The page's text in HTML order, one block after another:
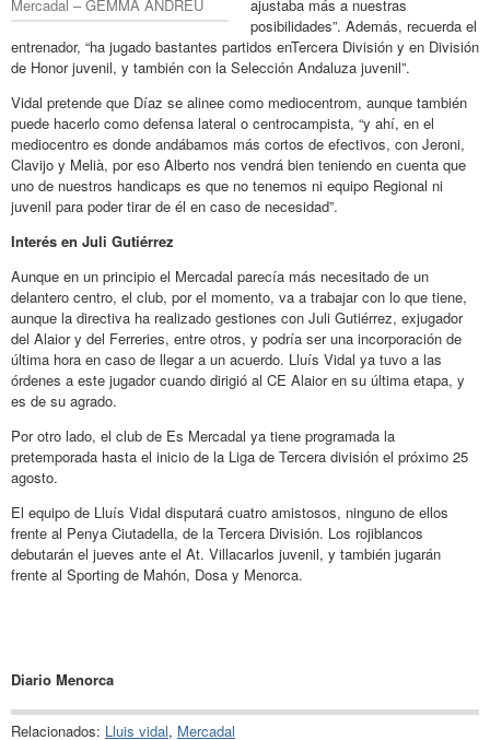
Mercadal – GEMMA ANDREU
ajustaba más a nuestras
posibilidades”. Además, recuerda el
entrenador, “ha jugado bastantes partidos enTercera División y en División
de Honor juvenil, y también con la Selección Andaluza juvenil”.
Vidal pretende que Díaz se alinee como mediocentrom, aunque también
puede hacerlo como defensa lateral o centrocampista, “y ahí, en el
mediocentro es donde andábamos más cortos de efectivos, con Jeroni,
Clavijo y Melià, por eso Alberto nos vendrá bien teniendo en cuenta que
uno de nuestros handicaps es que no tenemos ni equipo Regional ni
juvenil para poder tirar de él en caso de necesidad”.
Interés en Juli Gutiérrez
Aunque en un principio el Mercadal parecía más necesitado de un
delantero centro, el club, por el momento, va a trabajar con lo que tiene,
aunque la directiva ha realizado gestiones con Juli Gutiérrez, exjugador
del Alaior y del Ferreries, entre otros, y podría ser una incorporación de
última hora en caso de llegar a un acuerdo. Lluís Vidal ya tuvo a las
órdenes a este jugador cuando dirigió al CE Alaior en su última etapa, y
es de su agrado.
Por otro lado, el club de Es Mercadal ya tiene programada la
pretemporada hasta el inicio de la Liga de Tercera división el próximo 25
agosto.
El equipo de Lluís Vidal disputará cuatro amistosos, ninguno de ellos
frente al Penya Ciutadella, de la Tercera División. Los rojiblancos
debutarán el jueves ante el At. Villacarlos juvenil, y también jugarán
frente al Sporting de Mahón, Dosa y Menorca.
Diario Menorca
Relacionados: Lluis vidal, Mercadal